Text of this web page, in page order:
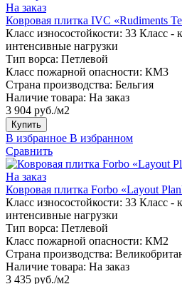
На заказ
Ковровая плитка IVC «Rudiments
Класс износостойкости: 33 Класс -
интенсивные нагрузки
Тип ворса: Петлевой
Класс пожарной опасности: КМ3
Страна производства: Бельгия
Наличие товара: На заказ
3 904 руб./м2
Купить
В избранное В избранном
Сравнить
На заказ
Ковровая плитка Forbo «Layout
Класс износостойкости: 33 Класс -
интенсивные нагрузки
Тип ворса: Петлевой
Класс пожарной опасности: КМ2
Страна производства:
Наличие товара: На заказ
3 435 руб./м2